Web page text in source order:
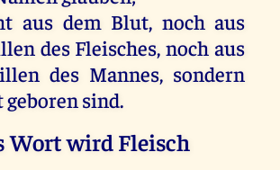
aus dem Blut, noch aus
des Fleisches,noch aus
des Mannes, sondern
geborensind.
Wort wird Fleisch